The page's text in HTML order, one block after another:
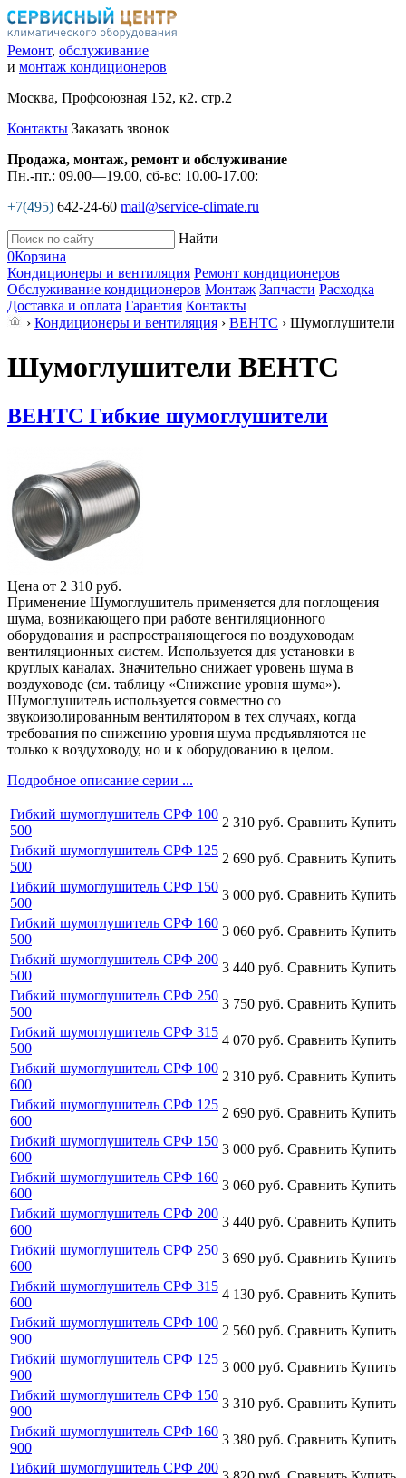
Ремонт, обслуживание
и монтаж кондиционеров
Москва, Профсоюзная 152, к2. стр.2
Контакты Заказать звонок
Продажа, монтаж, ремонт и обслуживание
Пн.-пт.: 09.00—19.00, сб-вс: 10.00-17.00:
+7(495) 642-24-60 mail@service-climate.ru
Найти
0Корзина
Кондиционеры и вентиляция Ремонт кондиционеров
Обслуживание кондиционеров Монтаж Запчасти Расходка
Доставка и оплата Гарантия Контакты
› Кондиционеры и вентиляция › ВЕНТС › Шумоглушители
Шумоглушители ВЕНТС
ВЕНТС Гибкие шумоглушители
Цена от 2 310 руб.
Применение Шумоглушитель применяется для поглощения
шума, возникающего при работе вентиляционного
оборудования и распространяющегося по воздуховодам
вентиляционных систем. Используется для установки в
круглых каналах. Значительно снижает уровень шума в
воздуховоде (см. таблицу «Снижение уровня шума»).
Шумоглушитель используется совместно со
звукоизолированным вентилятором в тех случаях, когда
требования по снижению уровня шума предъявляются не
только к воздуховоду, но и к оборудованию в целом.
Подробное описание серии ...
Гибкий шумоглушитель СРФ 100
500
2 310 руб. Сравнить Купить
Гибкий шумоглушитель СРФ 125
500
2 690 руб. Сравнить Купить
Гибкий шумоглушитель СРФ 150
500
3 000 руб. Сравнить Купить
Гибкий шумоглушитель СРФ 160
500
3 060 руб. Сравнить Купить
Гибкий шумоглушитель СРФ 200
500
3 440 руб. Сравнить Купить
Гибкий шумоглушитель СРФ 250
500
3 750 руб. Сравнить Купить
Гибкий шумоглушитель СРФ 315
500
4 070 руб. Сравнить Купить
Гибкий шумоглушитель СРФ 100
600
2 310 руб. Сравнить Купить
Гибкий шумоглушитель СРФ 125
600
2 690 руб. Сравнить Купить
Гибкий шумоглушитель СРФ 150
600
3 000 руб. Сравнить Купить
Гибкий шумоглушитель СРФ 160
600
3 060 руб. Сравнить Купить
Гибкий шумоглушитель СРФ 200
600
3 440 руб. Сравнить Купить
Гибкий шумоглушитель СРФ 250
600
3 690 руб. Сравнить Купить
Гибкий шумоглушитель СРФ 315
600
4 130 руб. Сравнить Купить
Гибкий шумоглушитель СРФ 100
900
2 560 руб. Сравнить Купить
Гибкий шумоглушитель СРФ 125
900
3 000 руб. Сравнить Купить
Гибкий шумоглушитель СРФ 150
900
3 310 руб. Сравнить Купить
Гибкий шумоглушитель СРФ 160
900
3 380 руб. Сравнить Купить
Гибкий шумоглушитель СРФ 200